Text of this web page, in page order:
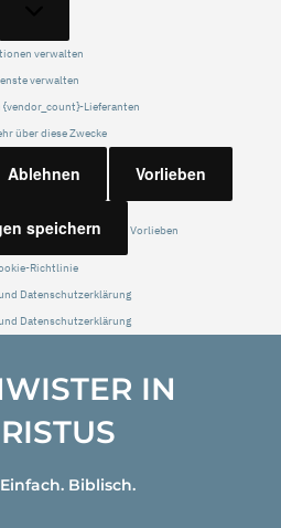
verwalten
verwalten
{vendor_count}-Lieferanten
über diese Zwecke
Ablehnen Vorlieben
speichern Vorlieben
Richtlinie
Datenschutzerklärung
Datenschutzerklärung
IN
Biblisch.